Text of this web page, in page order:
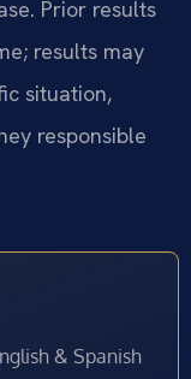
Prior results
results may
situation,
responsible
& Spanish